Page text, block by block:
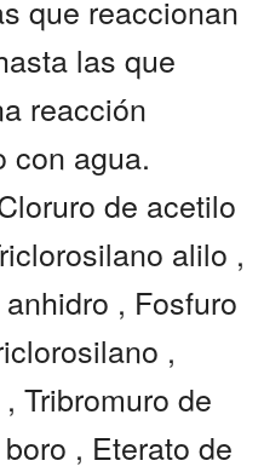
que reaccionan
las que
reacción
con agua.
de acetilo
alilo ,
, Fosfuro
,
Tribromuro de
, Eterato de